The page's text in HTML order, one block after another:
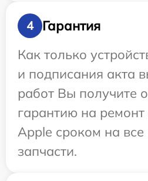
4
Гарантия
Как только
и подписания акта
работ Вы получите
гарантию на ремонт
Apple сроком на
запчасти.